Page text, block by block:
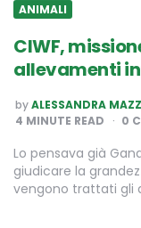
ANIMALI
CIWF,
allevamenti
POSTED
BY
byALESSANDRA
4 MINUTE READ 0
Lo pensava già
giudicare la
vengono trattati gli